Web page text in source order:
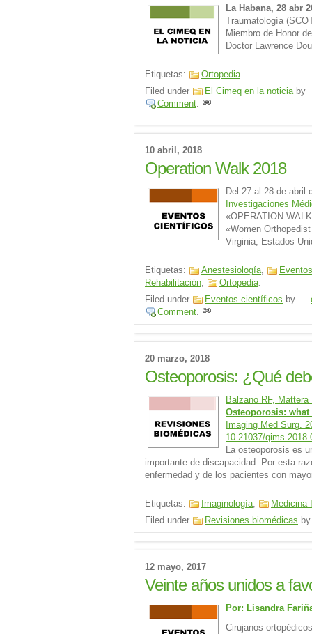
La Habana, 28 abr
Traumatología
Miembro de Honor
Doctor Lawrence
Etiquetas: Ortopedia.
Filed under
El Cimeq en la noticiaby
Comment.
10 abril, 2018
Operation Walk 2018
Del 27 al 28 de abril
Investigaciones
«OPERATION
«Women
Virginia, Estados
Etiquetas: Anestesiología,
Rehabilitación, Ortopedia.
Filed under
Eventos científicos by
Comment.
20 marzo, 2018
Osteoporosis: ¿Qué
Balzano RF,
Osteoporosis:
Imaging Med Surg.
10.21037/
La osteoporosis es
importante de discapacidad. Por esta
enfermedad y de los pacientes con
Etiquetas: Imaginología,
Medicina
Filed under
Revisiones biomédicas
12 mayo, 2017
Veinte años unidos a
Por: Lisandra
Cirujanos